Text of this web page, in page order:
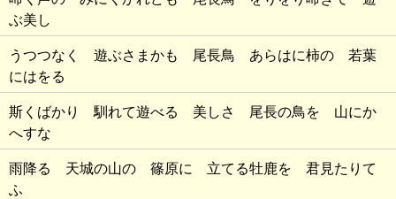
ぶ美し
うつつなく 遊ぶさまかも 尾長鳥 あらはに柿の 若葉
にはをる
斯くばかり 馴れて遊べる 美しさ 尾長の鳥を 山にか
へすな
雨降る 天城の山の 篠原に 立てる牡鹿を 君見たりて
ふ